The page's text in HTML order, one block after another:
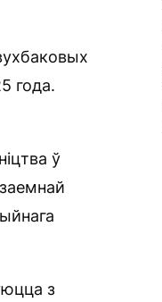
года.
ў
з